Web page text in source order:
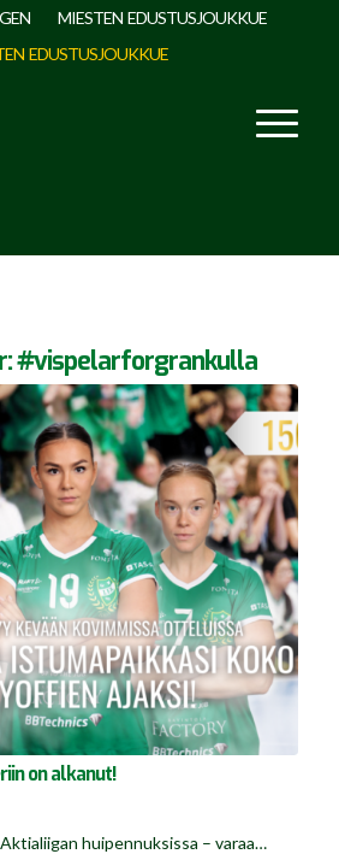
MIESTEN EDUSTUSJOUKKUE
EDUSTUSJOUKKUE
#vispelarforgrankulla
on alkanut!
huipennuksissa – varaa…